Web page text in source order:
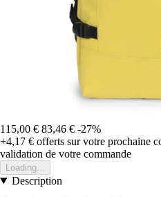
115,00 € 83,46 € -27%
+4,17 € offerts sur votre prochaine
validation de votre commande
Loading...
Description